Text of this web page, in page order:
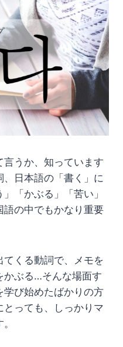
言うか、知っています
日本語の「書く」に
「かぶる」「苦い」
語の中でもかなり重要
てくる動詞で、メモを
かぶる…そんな場面す
び始めたばかりの方
っても、しっかりマ